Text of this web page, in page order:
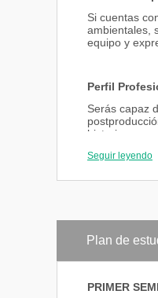
Si cuentas
ambientales,
equipo y
Perfil
Serás capaz
historias y
Director o
Gerente
Libretista
Seguir leyendo
Plan de
PRIMER